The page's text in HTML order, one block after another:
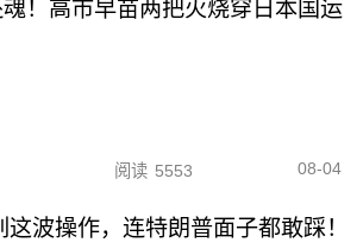
！高市早苗两把火烧穿日本国运
阅读 5553 08-04
波操作，连特朗普面子都敢踩！